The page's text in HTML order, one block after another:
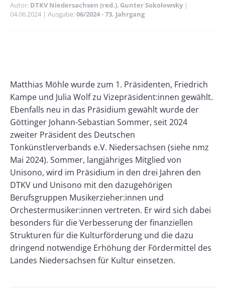
Autor DTKV Niedersachsen (red.) Gunter Sokolowsky
04.06.2024
Ausgabe 06/2024 - 73. Jahrgang
Right
Paragraphs
Text
Matthias Möhle wurde zum 1. Präsidenten, Friedrich
Kampe und Julia Wolf zu Vizepräsident:innen gewählt.
Ebenfalls neu in das Präsidium gewählt wurde der
Göttinger Johann-Sebas­tian Sommer, seit 2024
zweiter Präsident des Deutschen
Tonkünstlerverbands e.V. Niedersachsen (siehe nmz
Mai 2024). Sommer, langjähriges Mitglied von
Unisono, wird im Präsidium in den drei Jahren den
DTKV und Unisono mit den dazugehörigen
Berufsgruppen Musikerzieher:innen und
Orchestermusiker:innen vertreten. Er wird sich dabei
besonders für die Verbesserung der finanziellen
Strukturen für die Kulturförderung und die dazu
dringend notwendige Erhöhung der Fördermittel des
Landes Niedersachsen für Kultur einsetzen.